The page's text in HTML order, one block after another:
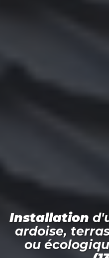
Installation
ardoise,
ou